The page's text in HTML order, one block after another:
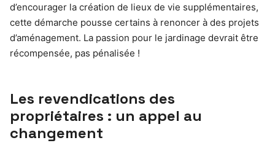
d’encourager la création de lieux de vie supplémentaires,
cette démarche pousse certains à renoncer à des projets
d’aménagement. La passion pour le jardinage devrait être
récompensée, pas pénalisée !
Les revendications des
propriétaires : un appel au
changement